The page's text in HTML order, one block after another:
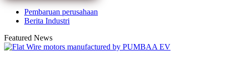
Pembaruan perusahaan
Berita Industri
Featured News